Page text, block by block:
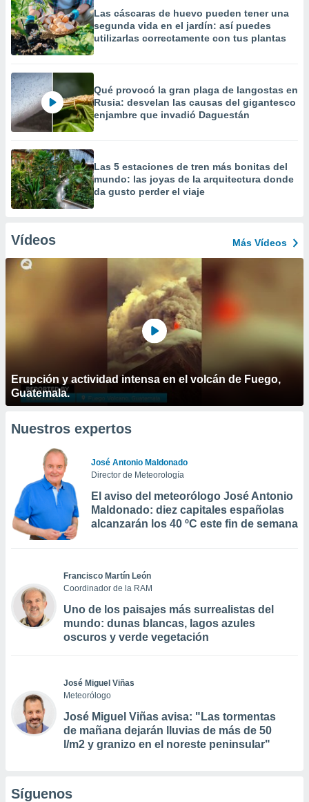
Las cáscaras de huevo pueden tener una
segunda vida en el jardín: así puedes
utilizarlas correctamente con tus plantas
Qué provocó la gran plaga de langostas en
Rusia: desvelan las causas del gigantesco
enjambre que invadió Daguestán
Las 5 estaciones de tren más bonitas del
mundo: las joyas de la arquitectura donde
da gusto perder el viaje
Vídeos Más Vídeos
Erupción y actividad intensa en el volcán de Fuego,
Guatemala.
Nuestros expertos
José Antonio Maldonado
Director de Meteorología
El aviso del meteorólogo José Antonio
Maldonado: diez capitales españolas
alcanzarán los 40 ºC este fin de semana
Francisco Martín León
Coordinador de la RAM
Uno de los paisajes más surrealistas del
mundo: dunas blancas, lagos azules
oscuros y verde vegetación
José Miguel Viñas
Meteorólogo
José Miguel Viñas avisa: "Las tormentas
de mañana dejarán lluvias de más de 50
l/m2 y granizo en el noreste peninsular"
Síguenos